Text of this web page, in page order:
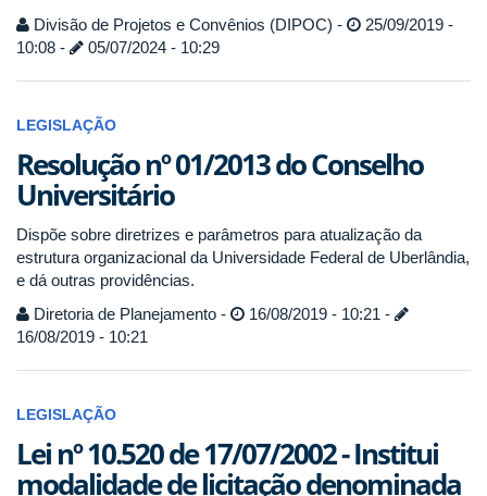
Divisão de Projetos e Convênios (DIPOC) -
25/09/2019 -
10:08 -
05/07/2024 - 10:29
LEGISLAÇÃO
Resolução nº 01/2013 do Conselho
Universitário
Dispõe sobre diretrizes e parâmetros para atualização da
estrutura organizacional da Universidade Federal de Uberlândia,
e dá outras providências.
Diretoria de Planejamento -
16/08/2019 - 10:21 -
16/08/2019 - 10:21
LEGISLAÇÃO
Lei nº 10.520 de 17/07/2002 - Institui
modalidade de licitação denominada